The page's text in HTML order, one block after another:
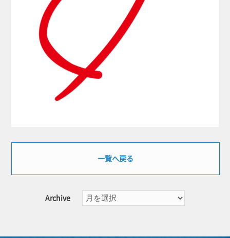
一覧へ戻る
Archive